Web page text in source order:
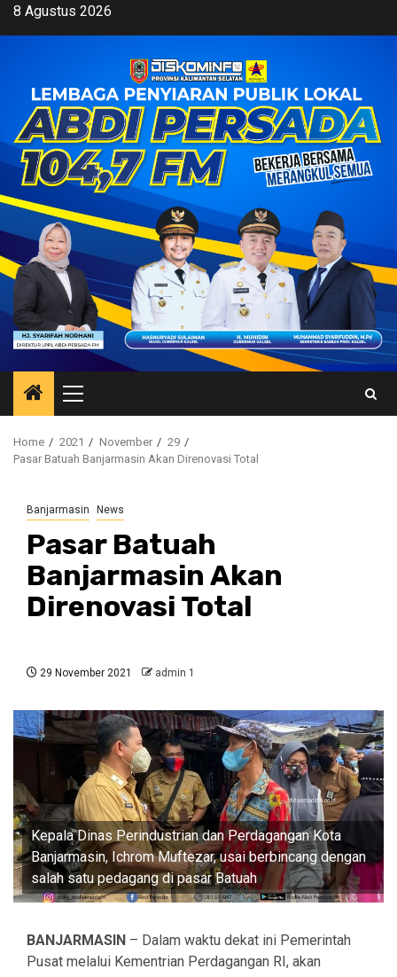
Skip8 Agustus 2026
Primary
Menu
Home 2021 November
29
Pasar Batuah Banjarmasin Akan Direnovasi Total
Banjarmasin News
Pasar Batuah
Banjarmasin Akan
Direnovasi Total
29 November 2021 admin 1
Kepala Dinas Perindustrian dan Perdagangan Kota
Banjarmasin, Ichrom Muftezar, usai berbincang dengan
salah satu pedagang di pasar Batuah
BANJARMASIN – Dalam waktu dekat ini Pemerintah
Pusat melalui Kementrian Perdagangan RI, akan